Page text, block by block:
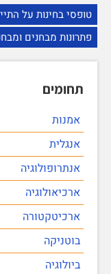
טופסי בחינות על
פתרונות מבחנים
תחומים
אמנות
אנגלית
אנתרופולוגיה
ארכיאולוגיה
ארכיטקטורה
בוטניקה
ביולוגיה